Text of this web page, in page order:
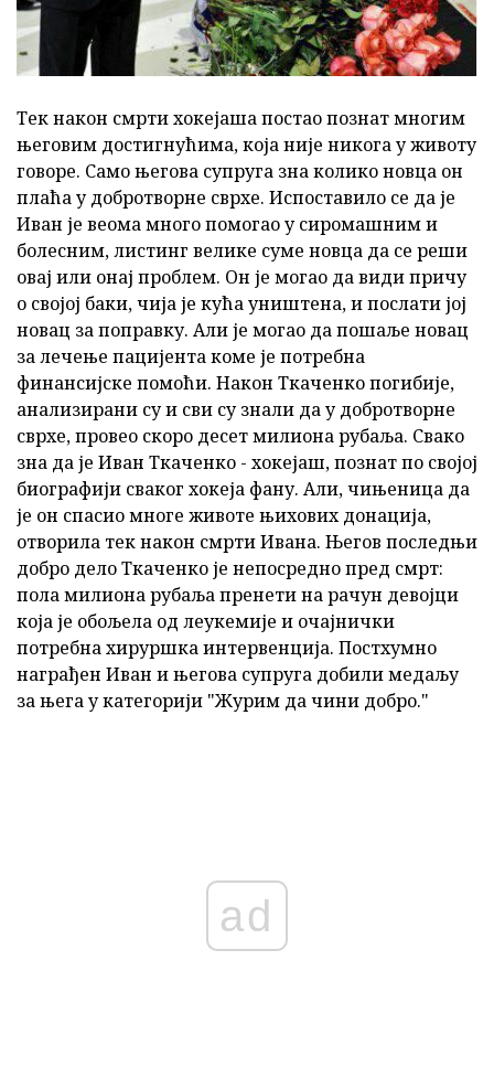
Тек након смрти хокејаша постао познат многим
његовим достигнућима, која није никога у животу
говоре. Само његова супруга зна колико новца он
плаћа у добротворне сврхе. Испоставило се да је
Иван је веома много помогао у сиромашним и
болесним, листинг велике суме новца да се реши
овај или онај проблем. Он је могао да види причу
о својој баки, чија је кућа уништена, и послати јој
новац за поправку. Али је могао да пошаље новац
за лечење пацијента коме је потребна
финансијске помоћи. Након Ткаченко погибије,
анализирани су и сви су знали да у добротворне
сврхе, провео скоро десет милиона рубаља. Свако
зна да је Иван Ткаченко - хокејаш, познат по својој
биографији сваког хокеја фану. Али, чињеница да
је он спасио многе животе њихових донација,
отворила тек након смрти Ивана. Његов последњи
добро дело Ткаченко је непосредно пред смрт:
пола милиона рубаља пренети на рачун девојци
која је обољела од леукемије и очајнички
потребна хируршка интервенција. Постхумно
награђен Иван и његова супруга добили медаљу
за њега у категорији "Журим да чини добро."
ad